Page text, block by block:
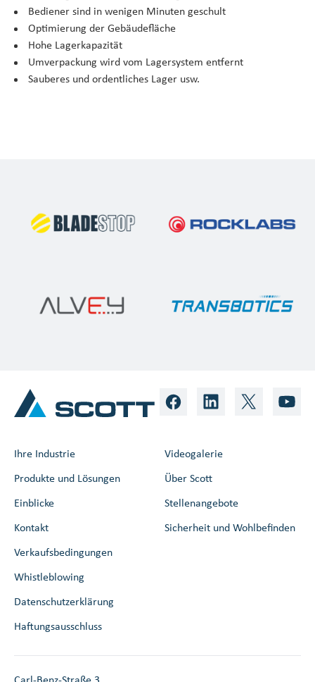
Bediener sind in wenigen Minuten geschult
Optimierung der Gebäudefläche
Hohe Lagerkapazität
Umverpackung wird vom Lagersystem entfernt
Sauberes und ordentliches Lager usw.
Ihre Industrie
Produkte und Lösungen
Einblicke
Kontakt
Videogalerie
Über Scott
Stellenangebote
Sicherheit und Wohlbefinden
Verkaufsbedingungen
Whistleblowing
Datenschutzerklärung
Haftungsausschluss